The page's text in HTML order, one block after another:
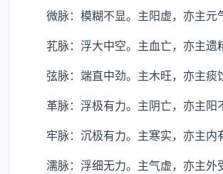
微脉：模糊不显。主阳虚，亦主元
芤脉：浮大中空。主血亡，亦主遗
弦脉：端直中劲。主木旺，亦主痰
革脉：浮极有力。主阴亡，亦主阳
牢脉：沉极有力。主寒实，亦主内
濡脉：浮细无力。主气虚，亦主外